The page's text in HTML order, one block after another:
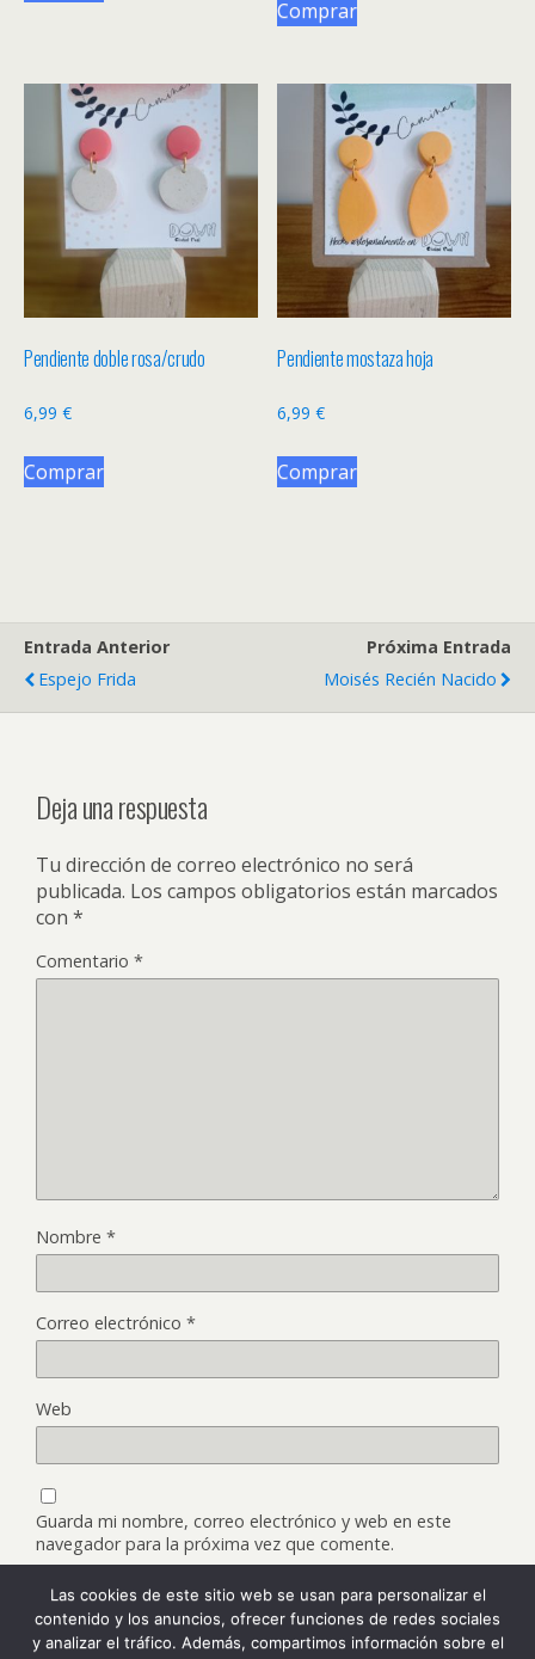
Comprar
Pendiente doble rosa/crudo
6,99 €
Comprar
Pendiente mostaza hoja
6,99€
Comprar
Entrada Anterior
Espejo Frida
Próxima Entrada
Moisés Recién Nacido
Deja una respuesta
Tu dirección de correo electrónico no será
publicada. Los campos obligatorios están marcados
con *
Comentario *
Nombre *
Correo electrónico *
Web
Guarda mi nombre, correo electrónico y web en este
navegador para la próxima vez que comente.
Las cookies de este sitio web se usan para personalizar el
contenido y los anuncios, ofrecer funciones de redes sociales
y analizar el tráfico. Además, compartimos información sobre el